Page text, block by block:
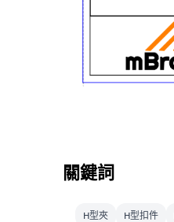
關鍵詞
H型夾 H型扣件